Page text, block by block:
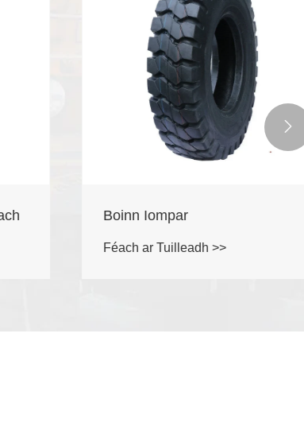
Boinn Iompar
Féach ar Tuilleadh >>
